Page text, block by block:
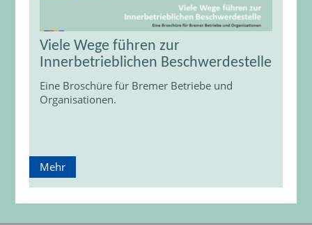
Viele Wege führen zur
Innerbetrieblichen Beschwerdestelle
Eine Broschüre für Bremer Betriebe und
Organisationen.
Mehr